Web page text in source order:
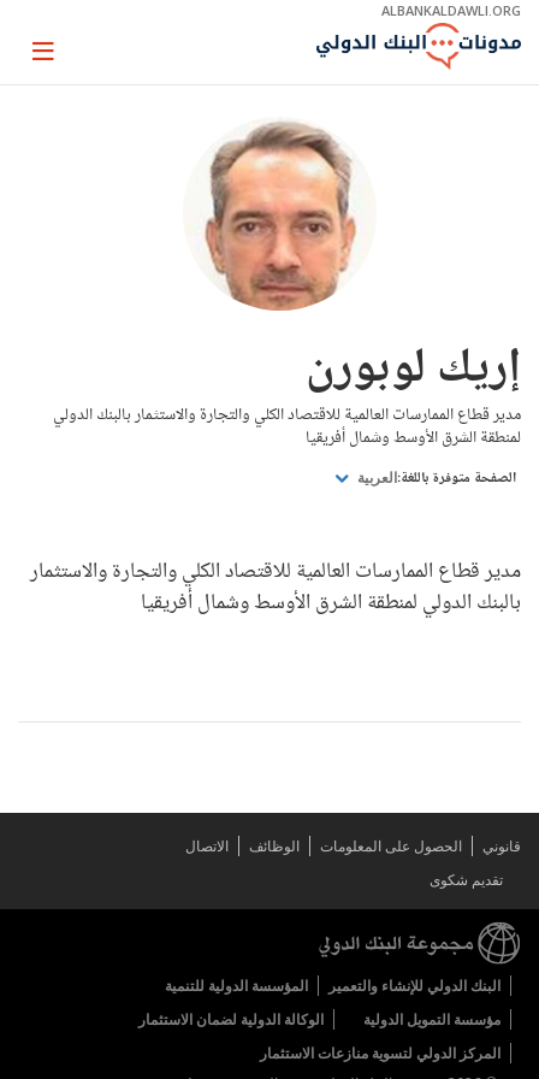
Skip
Main
ALBANKALDAWLI.ORG
Page
إريك لوبورن
مدير قطاع الممارسات العالمية للاقتصاد الكلي والتجارة والاستثمار بالبنك الدولي
لمنطقة الشرق الأوسط وشمال أفريقيا
الصفحة متوفرة باللغة: العربية
مدير قطاع الممارسات العالمية للاقتصاد الكلي والتجارة والاستثمار
بالبنك الدولي لمنطقة الشرق الأوسط وشمال أفريقيا
قانوني الحصول على المعلومات الوظائف
الاتصال
تقديم شكوى
البنك الدولي للإنشاء والتعمير
المؤسسة الدولية للتنمية
مؤسسة التمويل الدولية
الوكالة الدولية لضمان الاستثمار
المركز الدولي لتسوية منازعات الاستثمار